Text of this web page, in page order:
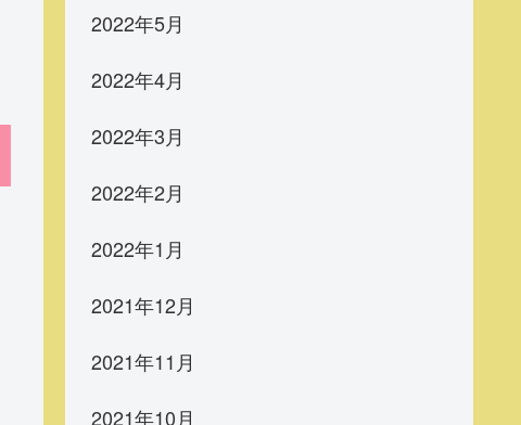
2022年5月
2022年4月
2022年3月
2022年2月
2022年1月
2021年12月
2021年11月
2021年10月